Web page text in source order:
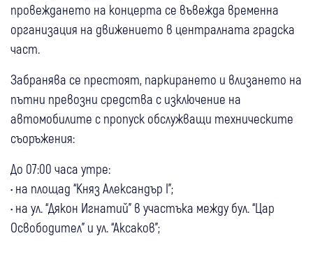
провеждането на концерта се въвежда временна
организация на движението в централната градска
част.
Забранява се престоят, паркирането и влизането на
пътни превозни средства с изключение на
автомобилите с пропуск обслужващи техническите
съоръжения:
До 07:00 часа утре:
• на площад “Княз Александър І”;
• на ул. “Дякон Игнатий” в участъка между бул. “Цар
Освободител” и ул. “Аксаков”;